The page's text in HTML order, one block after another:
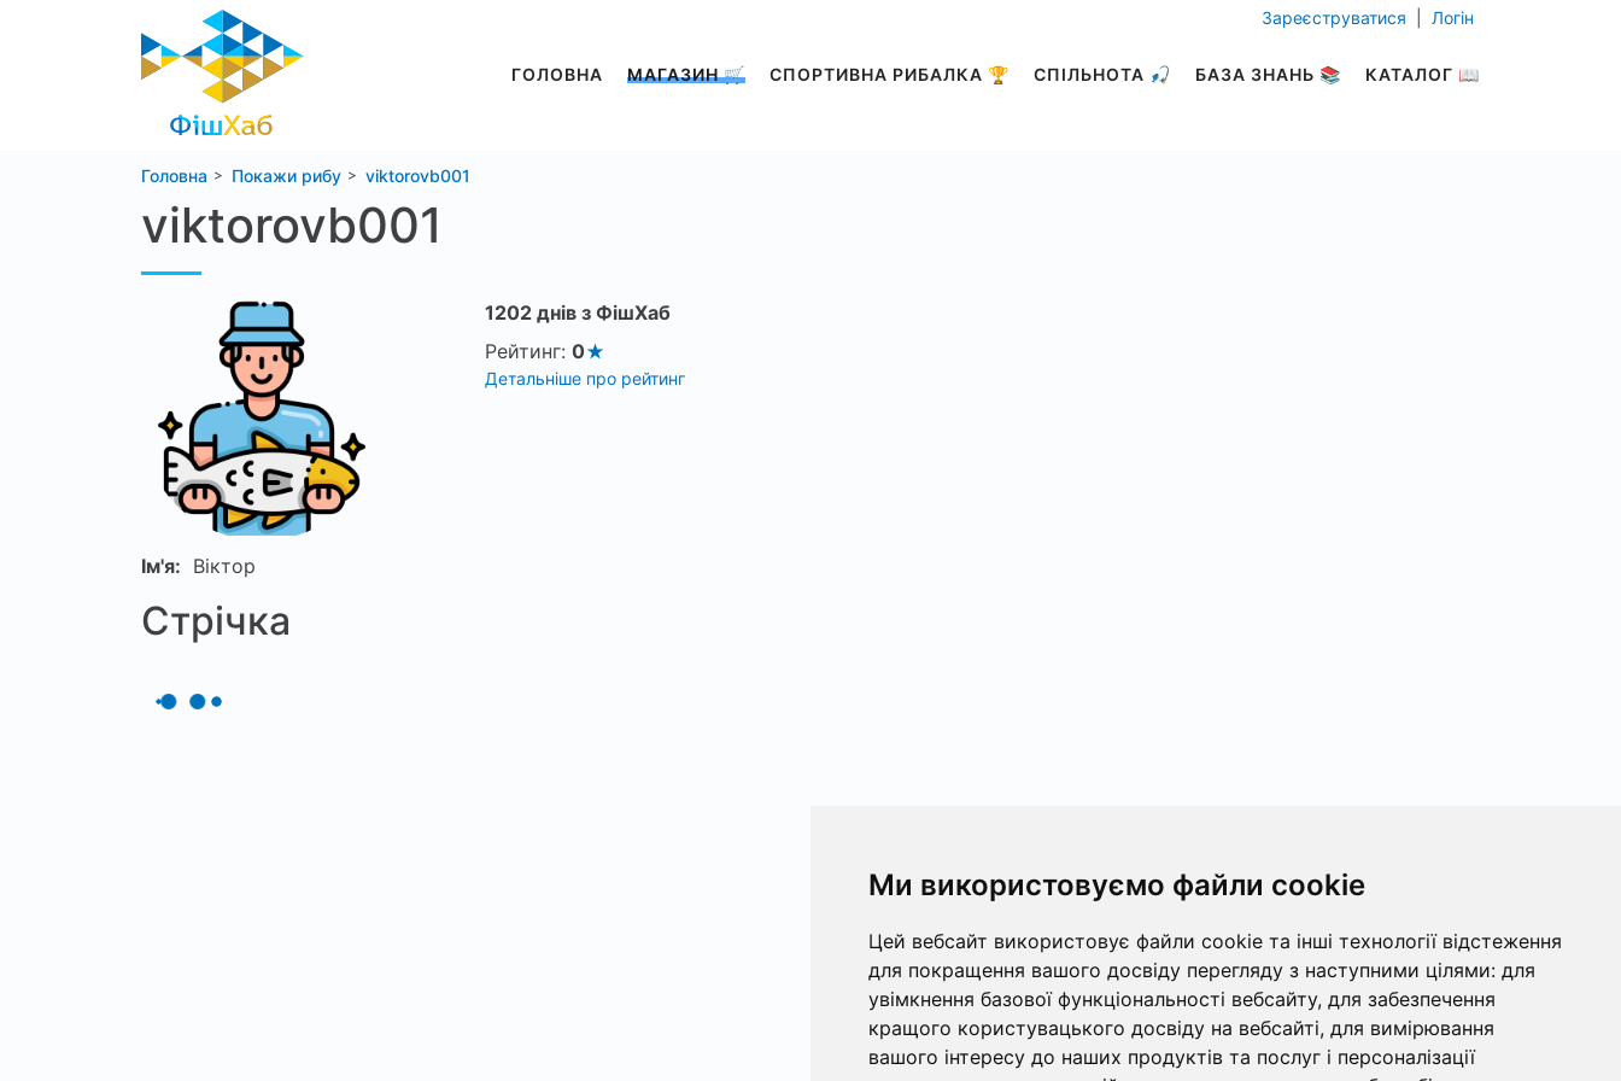
Ми використовуємо файли cookie
Цей вебсайт використовує файли cookie та інші технології відстеження
для покращення вашого досвіду перегляду з наступними цілями: для
увімкнення базової функціональності вебсайту, для забезпечення
кращого користувацького досвіду на вебсайті, для вимірювання
вашого інтересу до наших продуктів та послуг і персоналізації
ГОЛОВНА МАГАЗИН 🛒 СПОРТИВНА РИБАЛКА 🏆 СПІЛЬНОТА 🎣 БАЗА ЗНАНЬ 📚 КАТАЛОГ 📖
Зареєструватися Логін
Головна Покажи рибу viktorovb001
viktorovb001
1202 днів з ФішХаб
Рейтинг: 0
Детальніше про рейтинг
Ім'я: Віктор
Стрічка